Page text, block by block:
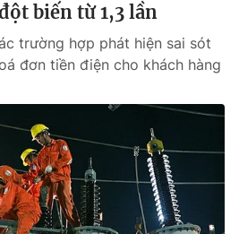
biến từ 1,3 lần
trường hợp phát hiện sai sót
đơn tiền điện cho khách hàng